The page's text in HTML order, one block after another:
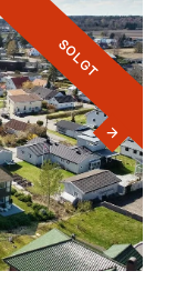
SOLGT
›